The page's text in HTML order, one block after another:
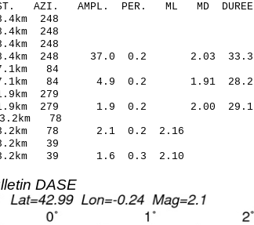
DIST. AZI. AMPL. PER. ML MD DUREE
0.00 28.4km 248
0.06 28.4km 248
0.01 28.4km 248
248 37.0 0.2 2.03 33.3
0.07 47.1km 84
47.1km 84 4.9 0.2 1.91 28.2
0.09 81.9km 279
81.9km 279 1.9 0.2 2.00 29.1
-0.92 203.2km 78
203.2km 78 2.1 0.2 2.16
-0.38 283.2km 39
39 1.6 0.3 2.10
DASE